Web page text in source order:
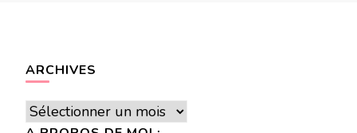
ARCHIVES
Archives